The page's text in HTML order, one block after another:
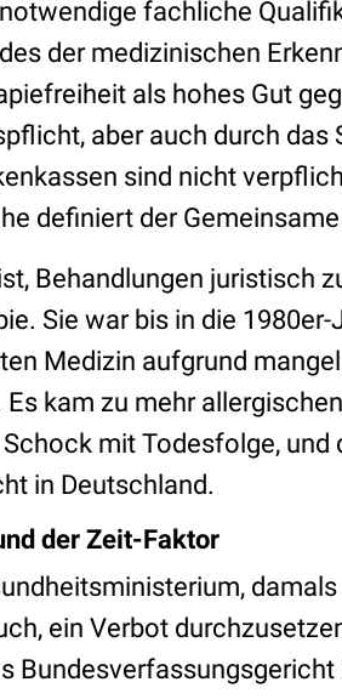
fachliche
der medizinischen
als hohes Gut
aber auch durch das
sind nicht
definiert der
Behandlungen juristisch
Sie war bis in die
Medizin aufgrund
kam zu mehr
mit Todesfolge,
in Deutschland.
der Zeit-Faktor
ein Verbot